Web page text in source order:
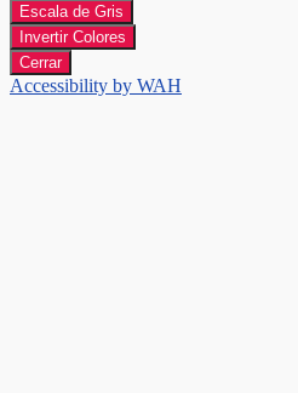
Escala de Gris
Invertir Colores
Cerrar
Accessibility by WAH